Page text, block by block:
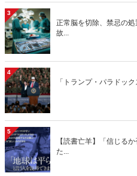
3
正常脳を切除、禁忌の
故...
4
「トランプ・パラドッ
5
【読書亡羊】「信じる
た...